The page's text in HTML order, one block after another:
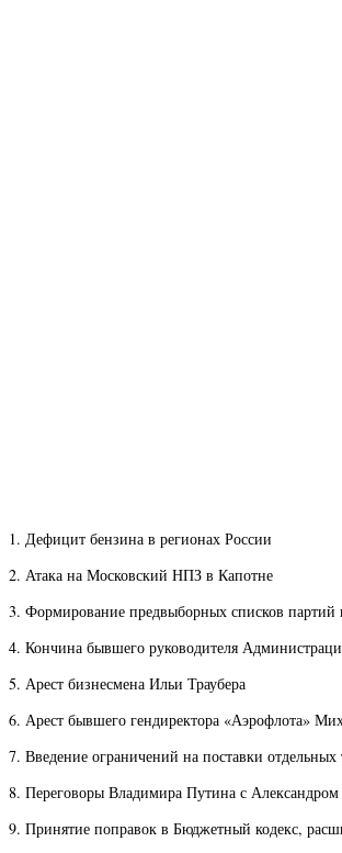
1. Дефицит бензина в регионах России
2. Атака на Московский НПЗ в Капотне
3. Формирование предвыборных списков партий
4. Кончина бывшего руководителя
5. Арест бизнесмена Ильи Траубера
6. Арест бывшего гендиректора «Аэрофлота»
7. Введение ограничений на поставки
8. Переговоры Владимира Путина с
9. Принятие поправок в Бюджетный кодекс,